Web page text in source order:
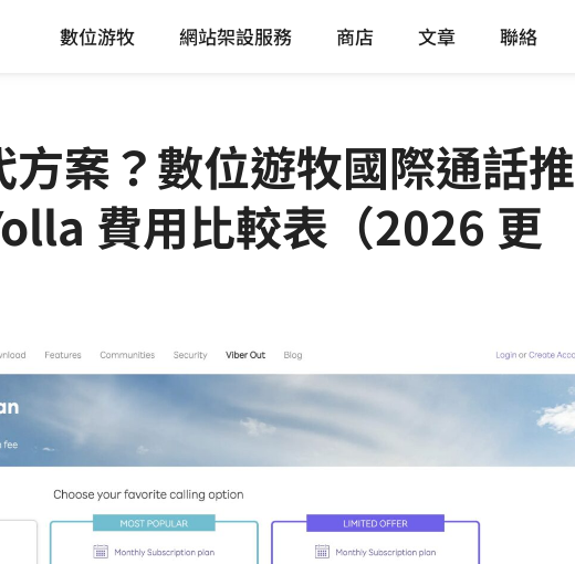
數位游牧 網站架設服務 商店 文章 聯絡
案？數位遊牧國際通話推
費用比較表（2026 更